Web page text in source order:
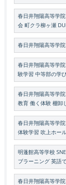
春日井翔陽高等学
会 町クラ柳ヶ瀬
春日井翔陽高等学
春日井翔陽高等学
験学習 中等部の学
春日井翔陽高等学
教育 働く体験 棚卸
春日井翔陽高等学
体験学習 吹上ホー
明蓬館高等学校
ブラーニング 英語
春日井翔陽高等学